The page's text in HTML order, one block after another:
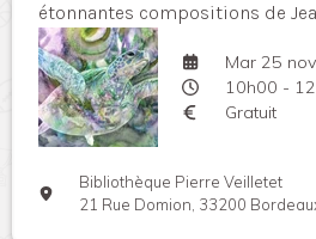
étonnantes compositions de
Mar 25
10h00 -
Gratuit
Bibliothèque Pierre Veilletet
21 Rue Domion, 33200